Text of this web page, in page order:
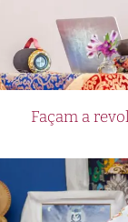
Façam a